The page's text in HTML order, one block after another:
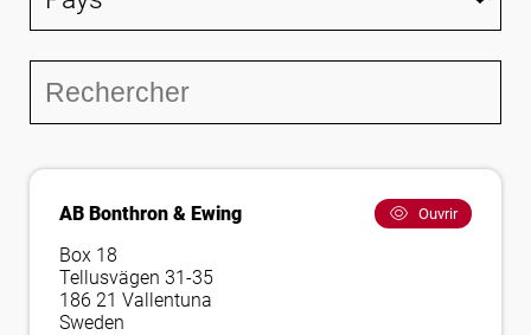
AB Bonthron & Ewing Ouvrir
Box 18
Tellusvägen 31-35
186 21 Vallentuna
Sweden